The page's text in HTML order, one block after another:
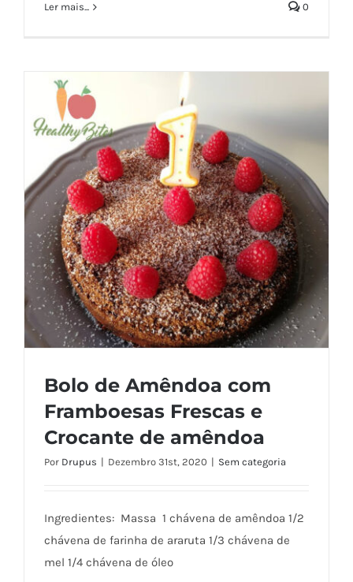
Ler mais... 0
Frescas e Crocante de amêndoa
Bolo de Amêndoa com
Framboesas Frescas e
Crocante de amêndoa
Por Drupus | Dezembro 31st, 2020 | Sem categoria
Ingredientes: Massa 1 chávena de amêndoa 1/2
chávena de farinha de araruta 1/3 chávena de
mel 1/4 chávena de óleo